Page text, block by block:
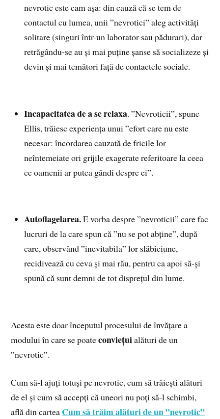
nevrotic este cam așa: din cauză că se tem de
contactul cu lumea, unii ”nevrotici” aleg activități
solitare (singuri într-un laborator sau pădurari), dar
retrăgându-se au și mai puține șanse să socializeze și
devin și mai temători față de contactele sociale.
Incapacitatea de a se relaxa. ”Nevroticii”, spune
Ellis, trăiesc experiența unui ”efort care nu este
necesar: încordarea cauzată de fricile lor
neîntemeiate ori grijile exagerate referitoare la ceea
ce oamenii ar putea gândi despre ei”.
Autoflagelarea.E vorba despre ”nevroticii” care fac
lucruri de la care spun că ”nu se pot abține”, după
care, observând ”inevitabila” lor slăbiciune,
recidivează cu ceva și mai rău, pentru ca apoi să-și
spună că sunt demni de tot disprețul din lume.
Acesta este doar începutul procesului de învățare a
modului în care se poateconviețuialături de un
”nevrotic”.
Cum să-l ajuți totuși pe nevrotic, cum să trăiești alături
de el și cum să accepți că uneori nu poți să-l schimbi,
află din cartea Cum să trăim alături de un ”nevrotic”